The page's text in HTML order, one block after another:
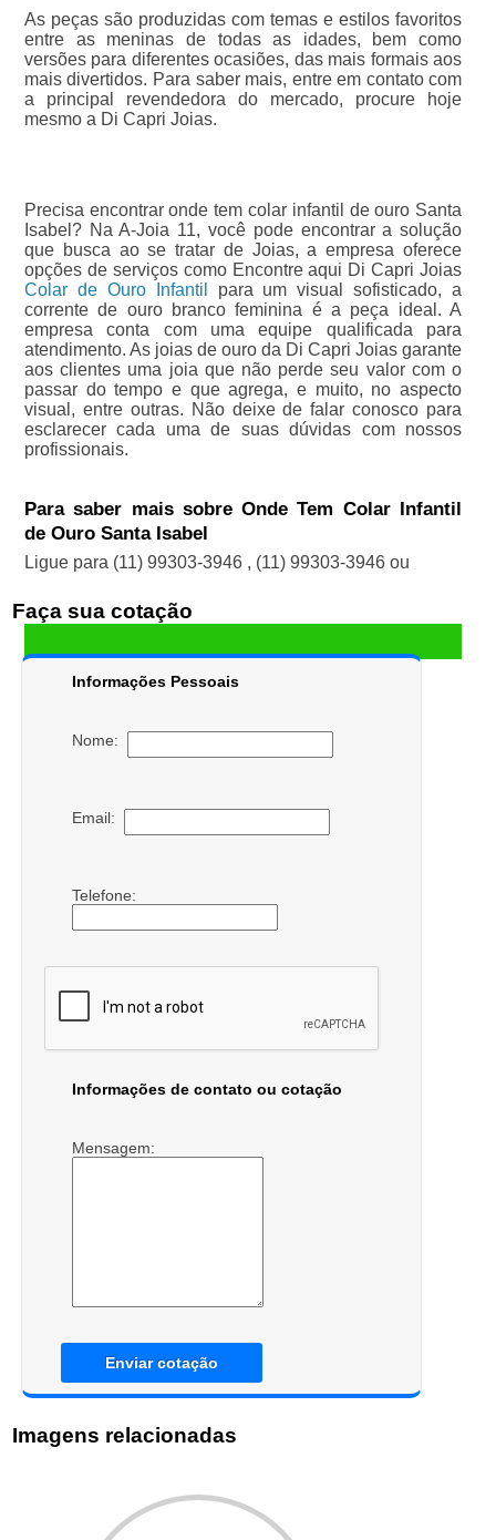
As peças são produzidas com temas e estilos favoritos
entre as meninas de todas as idades, bem como
versões para diferentes ocasiões, das mais formais aos
mais divertidos. Para saber mais, entre em contato com
a principal revendedora do mercado, procure hoje
mesmo a Di Capri Joias.
Precisa encontrar onde tem colar infantil de ouro Santa
Isabel? Na A-Joia 11, você pode encontrar a solução
que busca ao se tratar de Joias, a empresa oferece
opções de serviços como Encontre aqui Di Capri Joias
Colar de Ouro Infantil
para um visual sofisticado, a
corrente de ouro branco feminina é a peça ideal. A
empresa conta com uma equipe qualificada para
atendimento. As joias de ouro da Di Capri Joias garante
aos clientes uma joia que não perde seu valor com o
passar do tempo e que agrega, e muito, no aspecto
visual, entre outras. Não deixe de falar conosco para
esclarecer cada uma de suas dúvidas com nossos
profissionais.
Para saber mais sobre Onde Tem Colar Infantil
de Ouro Santa Isabel
Ligue para (11) 99303-3946 , (11) 99303-3946 ou
Faça sua cotação
Informações Pessoais
Nome:
Email:
Telefone:
Informações de contato ou cotação
Mensagem:
Enviar cotação
Imagens relacionadas